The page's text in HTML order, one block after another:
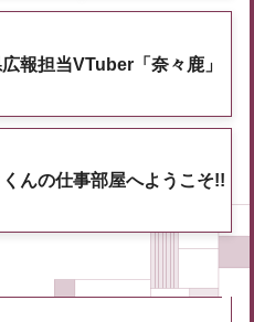
報担当VTuber「奈々鹿」
んの仕事部屋へようこそ!!